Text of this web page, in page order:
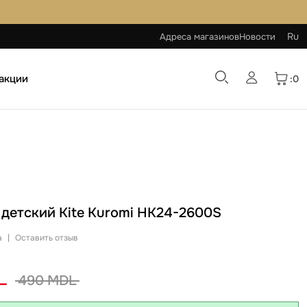
Адреса магазиновНовости Ru
:0
Kite Kuromi HK24-2600S
| Оставить отзыв
490 MDL